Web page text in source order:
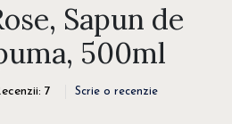
Sapun de
500ml
7 Scrie o recenzie